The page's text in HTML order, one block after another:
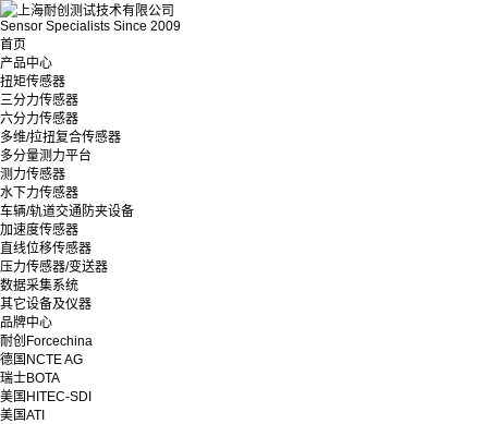
Sensor Specialists Since 2009
首页
产品中心
扭矩传感器
三分力传感器
六分力传感器
多维/拉扭复合传感器
多分量测力平台
测力传感器
水下力传感器
车辆/轨道交通防夹设备
加速度传感器
直线位移传感器
压力传感器/变送器
数据采集系统
其它设备及仪器
品牌中心
耐创Forcechina
德国NCTE AG
瑞士BOTA
美国HITEC-SDI
美国ATI